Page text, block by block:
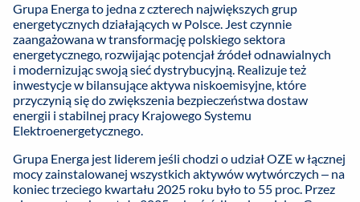
Grupa Energa to jedna z czterech największych grup
energetycznych działających w Polsce. Jest czynnie
zaangażowana w transformację polskiego sektora
energetycznego, rozwijając potencjał źródeł odnawialnych
i modernizując swoją sieć dystrybucyjną. Realizuje też
inwestycje w bilansujące aktywa niskoemisyjne, które
przyczynią się do zwiększenia bezpieczeństwa dostaw
energii i stabilnej pracy Krajowego Systemu
Elektroenergetycznego.
Grupa Energa jest liderem jeśli chodzi o udział OZE w łącznej
mocy zainstalowanej wszystkich aktywów wytwórczych – na
koniec trzeciego kwartału 2025 roku było to 55 proc. Przez